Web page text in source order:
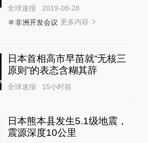
全球速报
2019-08-28
非洲开发会议 更多内容
日本首相高市早苗就“无核三
原则”的表态含糊其辞
全球速报 15小时前
日本熊本县发生5.1级地震，
震源深度10公里